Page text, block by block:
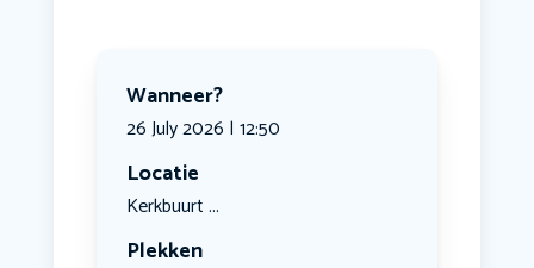
Wanneer?
26 July 2026 | 12:50
Locatie
Kerkbuurt ...
Plekken